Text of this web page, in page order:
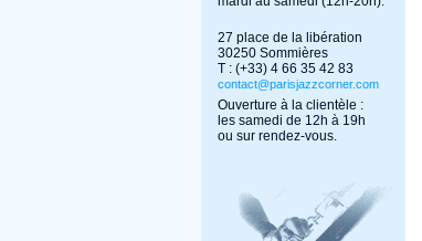
27 place de la libération
30250 Sommières
T : (+33) 4 66 35 42 83
contact@parisjazzcorner.com
Ouverture à la clientèle :
les samedi de 12h à 19h
ou sur rendez-vous.